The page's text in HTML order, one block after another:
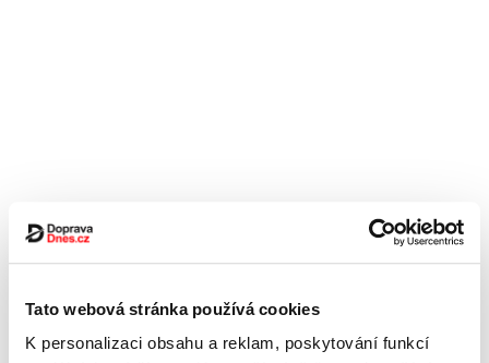
Tato webová stránka používá cookies
K personalizaci obsahu a reklam, poskytování funkcí